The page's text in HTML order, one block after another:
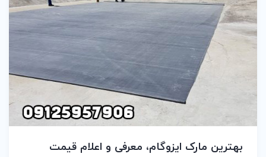
بهترین مارک ایزوگام، معرفی و اعلام قیمت